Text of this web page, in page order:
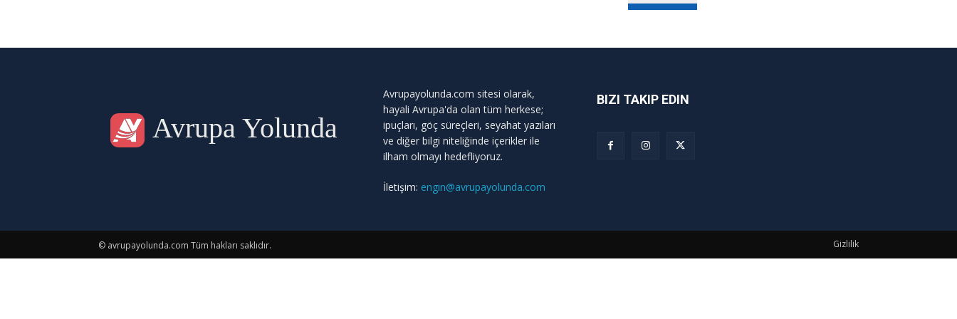
Avrupa Yolunda
Avrupayolunda.com sitesi olarak,
hayali Avrupa'da olan tüm herkese;
ipuçları, göç süreçleri, seyahat yazıları
ve diğer bilgi niteliğinde içerikler ile
ilham olmayı hedefliyoruz.
İletişim: engin@avrupayolunda.com
BIZI TAKIP EDIN
© avrupayolunda.com Tüm hakları saklıdır. Gizlilik